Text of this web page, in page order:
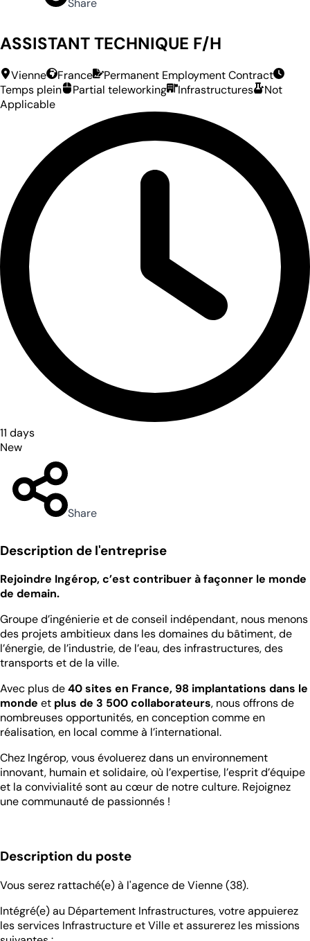
Share
ASSISTANT TECHNIQUE F/H
Vienne France
Permanent Employment Contract
Temps plein
Partial teleworking Infrastructures
Not
Applicable
11 days
New
Share
Description de l'entreprise
Rejoindre Ingérop, c’est contribuer à façonner le monde
de demain.
Groupe d’ingénierie et de conseil indépendant, nous menons
des projets ambitieux dans les domaines du bâtiment, de
l’énergie, de l’industrie, de l’eau, des infrastructures, des
transports et de la ville.
Avec plus de40 sites en France, 98 implantations dans le
monde et plus de 3 500 collaborateurs, nous offrons de
nombreuses opportunités, en conception comme en
réalisation, en local comme à l’international.
Chez Ingérop, vous évoluerez dans un environnement
innovant, humain et solidaire, où l’expertise, l’esprit d’équipe
et la convivialité sont au cœur de notre culture. Rejoignez
une communauté de passionnés !
Description du poste
Vous serez rattaché(e) à l'agence de Vienne (38).
Intégré(e) au Département Infrastructures, votre appuierez
les services Infrastructure et Ville et assurerez les missions